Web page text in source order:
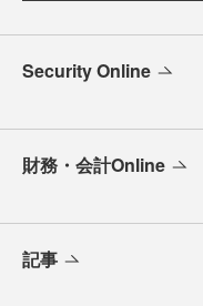
Security Online
財務・会計Online
記事